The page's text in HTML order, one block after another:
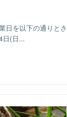
日を以下の通りとさ
日(日...